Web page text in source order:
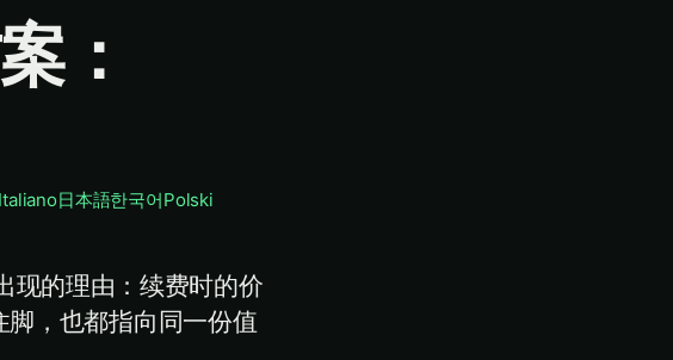
：
日本語한국어Polski
现的理由：续费时的价
，也都指向同一份值